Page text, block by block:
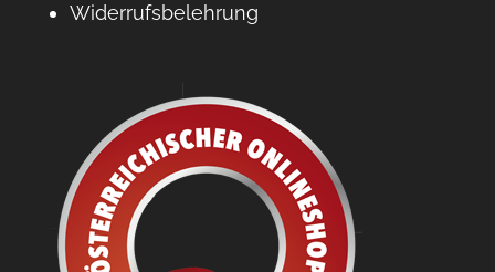
Widerrufsbelehrung